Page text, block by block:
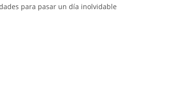
para pasar un día inolvidable